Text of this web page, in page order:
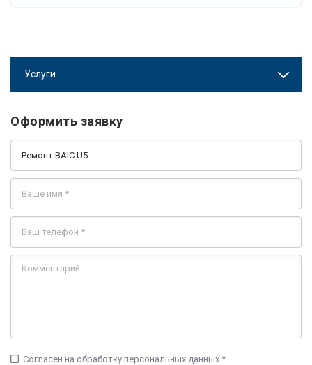
Услуги
Оформить заявку
check_box_outline_blank Согласен на обработку персональных данных *